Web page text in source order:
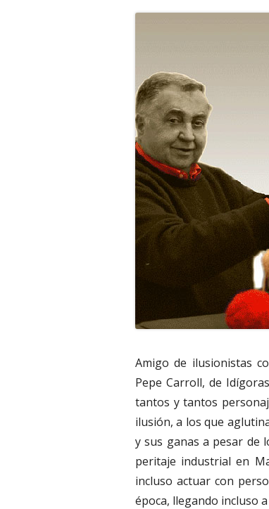
Amigo de ilusionistas
Pepe Carroll, de
tantos y tantos
ilusión, a los que
y sus ganas a pesar de
peritaje industrial en
incluso actuar con
época, llegando incluso